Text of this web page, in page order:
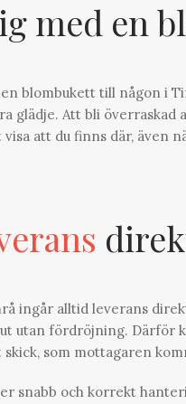
med en
blombukett till någon i
glädje. Att bli överraskad
att du finns där, även
ingår alltid leverans
utan fördröjning. Därför
som mottagaren
snabb och korrekt